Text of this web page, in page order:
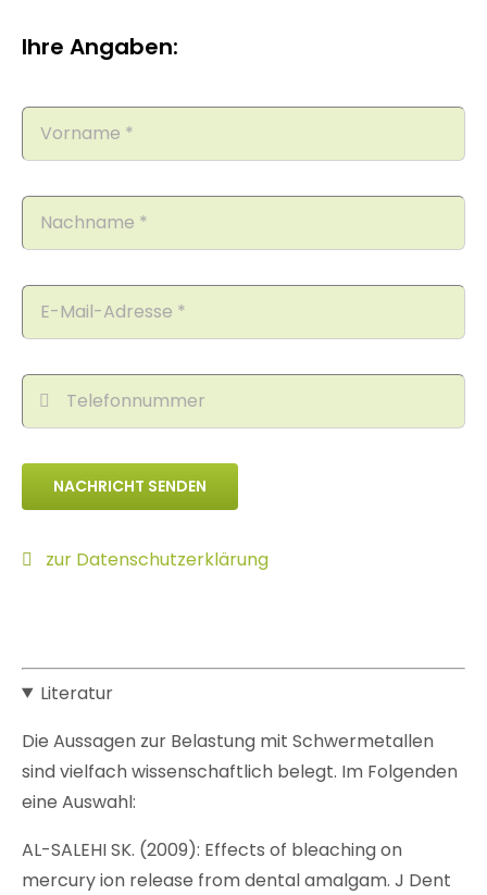
Ihre Angaben:
NACHRICHT SENDEN
zur Datenschutzerklärung
Literatur
Die Aussagen zur Belastung mit Schwermetallen
sind vielfach wissenschaftlich belegt. Im Folgenden
eine Auswahl:
AL-SALEHI SK. (2009): Effects of bleaching on
mercury ion release from dental amalgam. J Dent